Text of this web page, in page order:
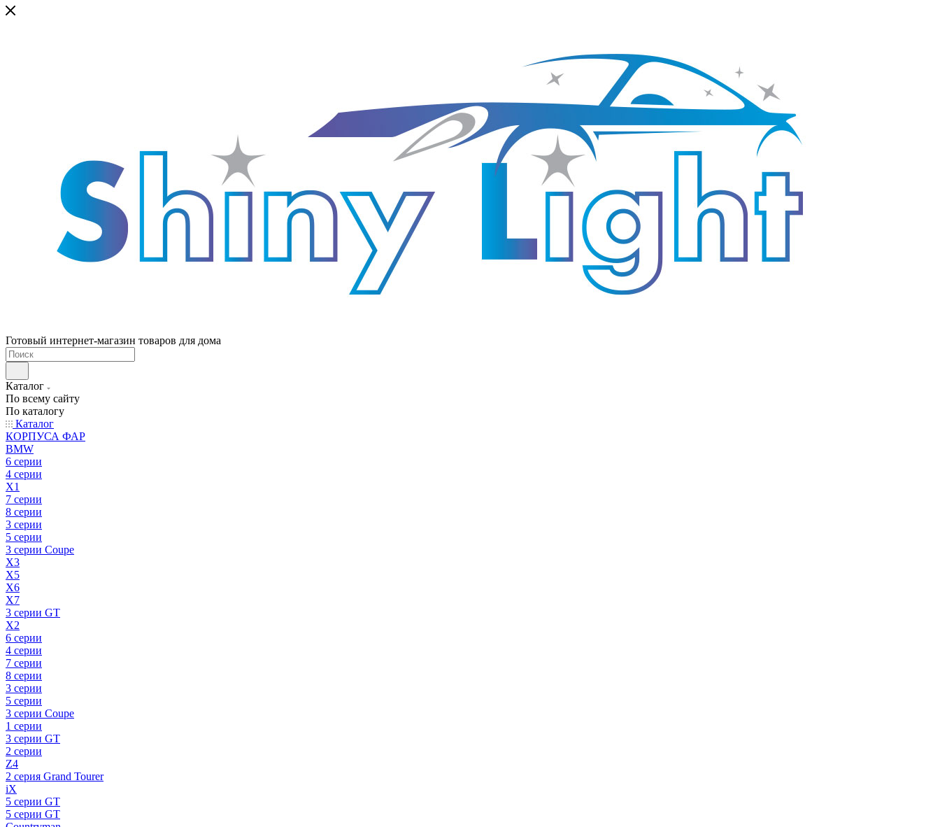
Готовый интернет-магазин товаров для дома
Каталог
По всему сайту
По каталогу
Каталог
КОРПУСА ФАР
BMW
6 серии
4 серии
X1
7 серии
8 серии
3 серии
5 серии
3 серии Coupe
X3
X5
X6
X7
3 серии GT
X2
6 серии
4 серии
7 серии
8 серии
3 серии
5 серии
3 серии Coupe
1 серии
3 серии GT
2 серии
Z4
2 серия Grand Tourer
iX
5 серии GT
5 серии GT